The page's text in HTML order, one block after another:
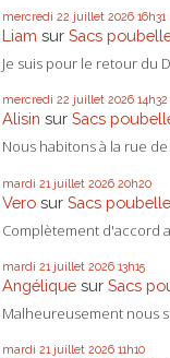
mercredi 22 juillet 2026 16h31
Liam sur Sacs
Je suis pour le retour du
mercredi 22 juillet 2026 14h32
Alisin sur Sacs
Nous habitons à la rue
mardi 21 juillet 2026 20h20
Vero sur Sacs
Complètement d'accord
mardi 21 juillet 2026 13h15
Angélique sur Sacs
Malheureusement nous
mardi 21 juillet 2026 11h10